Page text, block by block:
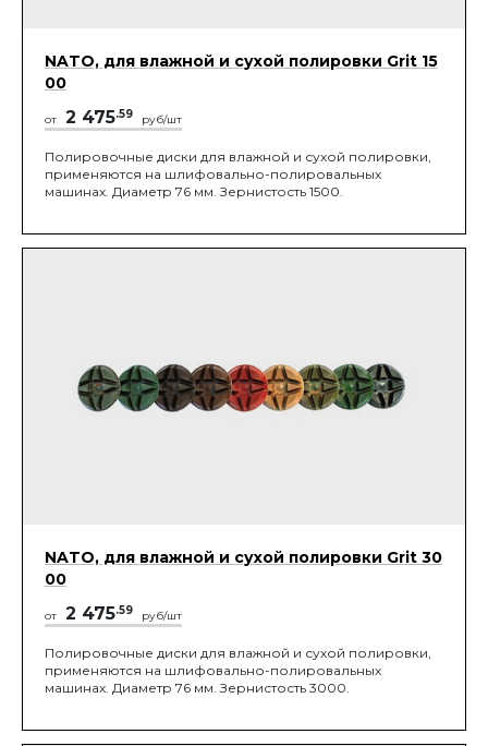
NATO, для влажной и сухой полировки Grit 15
00
от 2 475.59 руб/шт
Полировочные диски для влажной и сухой полировки,
применяются на шлифовально-полировальных
машинах. Диаметр 76 мм. Зернистость 1500.
NATO, для влажной и сухой полировки Grit 30
00
от 2 475.59 руб/шт
Полировочные диски для влажной и сухой полировки,
применяются на шлифовально-полировальных
машинах. Диаметр 76 мм. Зернистость 3000.